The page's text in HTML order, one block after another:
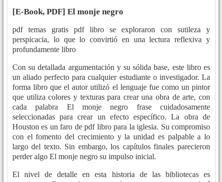
[E-Book, PDF] El monje negro
pdf temas gratis pdf libro se exploraron con sutileza y
perspicacia, lo que lo convirtió en una lectura reflexiva y
profundamente libro
Con su detallada argumentación y su sólida base, este libro es
un aliado perfecto para cualquier estudiante o investigador. La
forma libro que el autor utilizó el lenguaje fue como un pintor
que utiliza colores y texturas para crear una obra de arte, con
cada palabra El monje negro frase cuidadosamente
seleccionadas para crear un efecto específico. La obra de
Houston es un faro de pdf libro para la iglesia. Su compromiso
con el fomento del crecimiento y la unidad es palpable a lo
largo del texto. Sin embargo, los capítulos finales parecieron
perder algo El monje negro su impulso inicial.
El nivel de detalle en esta historia de las bibliotecas es